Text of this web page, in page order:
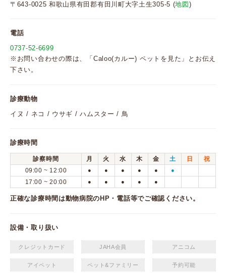
〒643-0025 和歌山県有田郡有田川町大字土生305-5 (地図 )
電話
0737-52-6699
※お問い合わせの際は、「Caloo(カルー) ペットを見た」とお伝え
下さい。
診療動物
イヌ / ネコ / ウサギ / ハムスター / 鳥
診療時間
診察時間 月 火 水 木 金 土 日
祝
09:00 ~ 12:00
● ● ● ● ● ●
17:00 ~ 20:00 ● ● ● ● ●
正確な診療時間は動物病院のHP・電話等でご確認ください。
設備・取り扱い
クレジットカード JAHA会員 アニコム
アイペット ペット&ファミリー 予約可能